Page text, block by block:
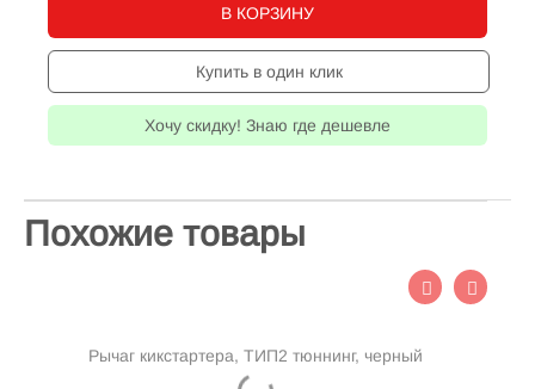
В КОРЗИНУ
Купить в один клик
Хочу скидку! Знаю где дешевле
Похожие товары
Рычаг кикстартера, ТИП2 тюннинг, черный